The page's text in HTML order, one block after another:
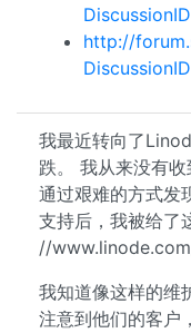
http://
我最近转向了
跌。 我从来没有
通过艰难的方式发
支持后，我被给了
//
我知道像这样的维
注意到他们的客户